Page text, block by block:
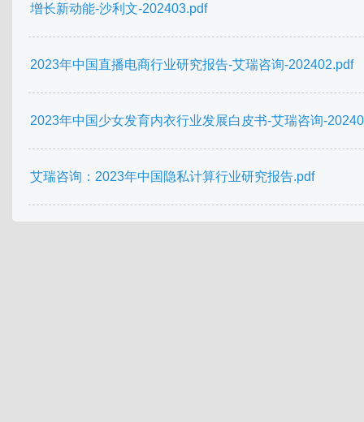
增长新动能-沙利文-202403.pdf
2023年中国直播电商行业研究报告-艾瑞咨询-202402.pdf
2023年中国少女发育内衣行业发展白皮书-艾瑞咨询-
艾瑞咨询：2023年中国隐私计算行业研究报告.pdf